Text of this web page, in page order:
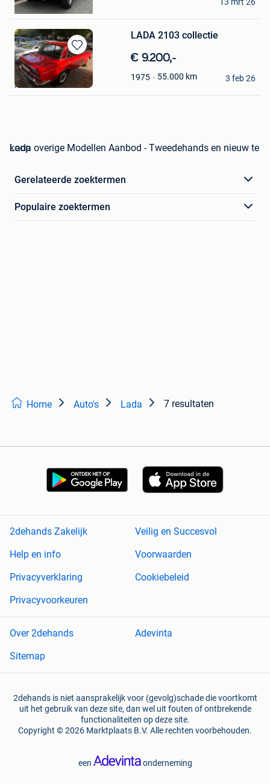
Rumst
13 mrt 26
Bewaren
in
Mijn
Favorieten
LADA 2103 collectie
€ 9.200,-
1975 55.000 km
Pierre
Anderlecht
3 feb 26
Lada overige Modellen Aanbod - Tweedehands en nieuw te koop
Gerelateerde zoektermen
Populaire zoektermen
Home Auto's Lada 7 resultaten
2dehands Zakelijk
Veilig en Succesvol
Help en info
Voorwaarden
Privacyverklaring
Cookiebeleid
Privacyvoorkeuren
Over 2dehands
Adevinta
Sitemap
2dehands is niet aansprakelijk voor (gevolg)schade die voortkomt
uit het gebruik van deze site, dan wel uit fouten of ontbrekende
functionaliteiten op deze site.
Copyright © 2026 Marktplaats B.V. Alle rechten voorbehouden.
een onderneming